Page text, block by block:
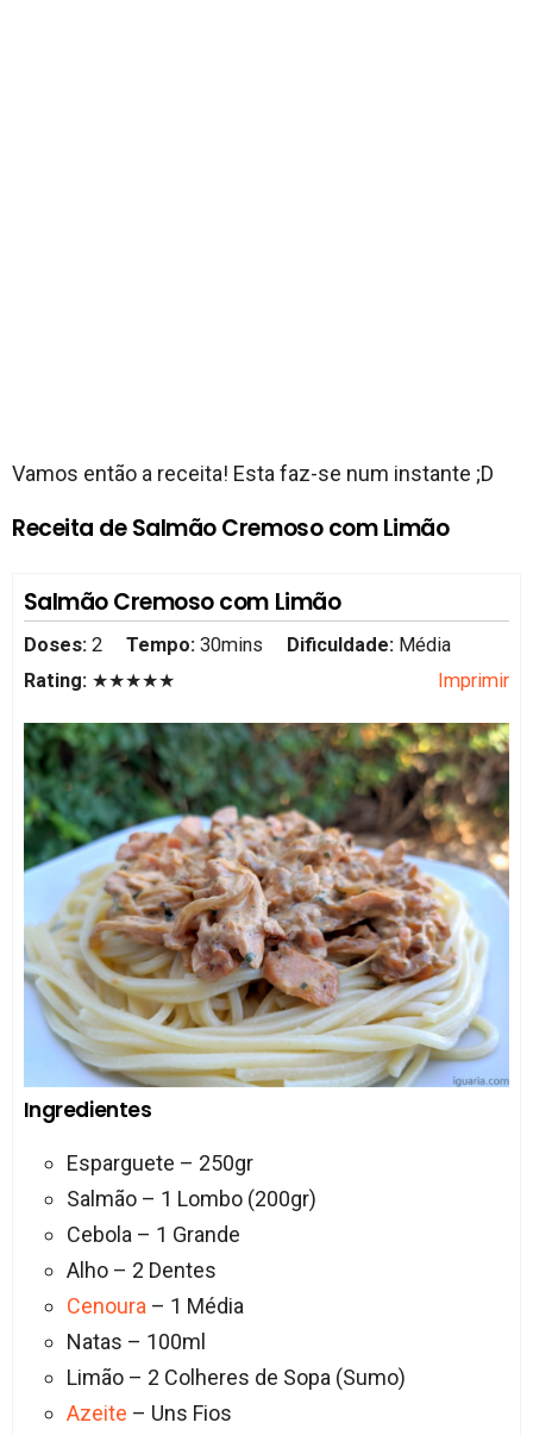
Vamos então a receita! Esta faz-se num instante ;D
Receita de Salmão Cremoso com Limão
Salmão Cremoso com Limão
Doses: 2 Tempo: 30mins Dificuldade: Média
Rating: ★★★★★ Imprimir
Ingredientes
Esparguete – 250gr
Salmão – 1 Lombo (200gr)
Cebola – 1 Grande
Alho – 2 Dentes
Cenoura– 1 Média
Natas – 100ml
Limão – 2 Colheres de Sopa (Sumo)
Azeite – Uns Fios